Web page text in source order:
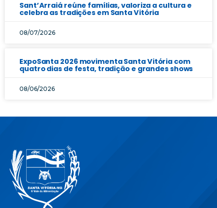
Sant’Arraiá reúne famílias, valoriza a cultura e
celebra as tradições em Santa Vitória
08/07/2026
ExpoSanta 2026 movimenta Santa Vitória com
quatro dias de festa, tradição e grandes shows
08/06/2026